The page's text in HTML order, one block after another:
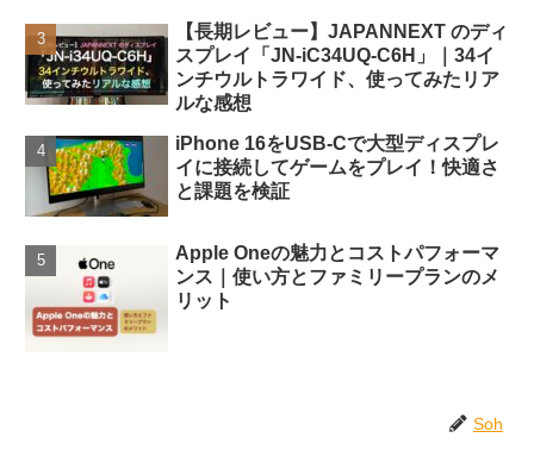
【長期レビュー】JAPANNEXT のディ
スプレイ「JN-iC34UQ-C6H」｜34イ
ンチウルトラワイド、使ってみたリア
ルな感想
iPhone 16をUSB-Cで大型ディスプレ
イに接続してゲームをプレイ！快適さ
と課題を検証
Apple Oneの魅力とコストパフォーマ
ンス｜使い方とファミリープランのメ
リット
Soh